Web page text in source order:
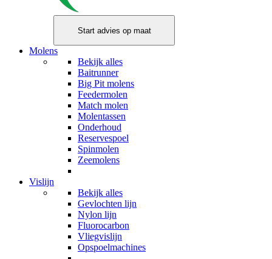
Molens
Bekijk alles
Baitrunner
Big Pit molens
Feedermolen
Match molen
Molentassen
Onderhoud
Reservespoel
Spinmolen
Zeemolens
Vislijn
Bekijk alles
Gevlochten lijn
Nylon lijn
Fluorocarbon
Vliegvislijn
Opspoelmachines